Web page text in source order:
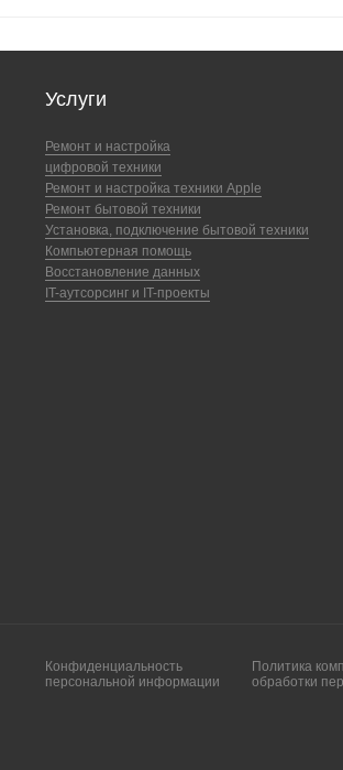
Услуги
Ремонт и настройка
цифровой техники
Ремонт и настройка техники Apple
Ремонт бытовой техники
Установка, подключение бытовой техники
Компьютерная помощь
Восстановление данных
IT-аутсорсинг и IT-проекты
Конфиденциальность
персональной информации
Политика
обработки